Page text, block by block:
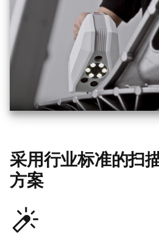
采用行业标准的扫
方案